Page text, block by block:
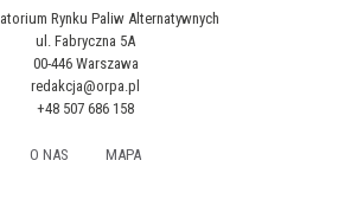
Rynku Paliw Alternatywnych
ul. Fabryczna 5A
00-446 Warszawa
redakcja@orpa.pl
+48 507 686 158
O NAS MAPA